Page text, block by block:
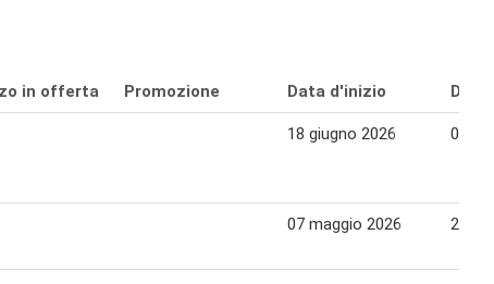
in offerta Promozione Data d'inizio Data
18 giugno 2026 01
07 maggio 2026 20